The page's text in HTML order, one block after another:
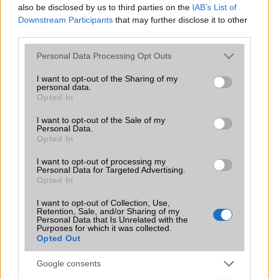
also be disclosed by us to third parties on the IAB’s List of
Downstream Participants that may further disclose it to other
Please note that this website/app uses one or more Google
not limited to your visit or usage behaviour. You may click to
grant or deny consent to Google and its third-party tags to
use your data for below specified purposes in below Google
consent section.
Personal Data Processing Opt Outs
I want to opt-out of the Sharing of my
personal data.
Opted In
I want to opt-out of the Sale of my
Personal Data.
Opted In
I want to opt-out of processing my
Personal Data for Targeted Advertising.
Opted In
I want to opt-out of Collection, Use,
Retention, Sale, and/or Sharing of my
Personal Data that Is Unrelated with the
Purposes for which it was collected.
Opted Out
Google consents
SIM típus nanoSIM
Flight mode Van
Terület India
Funkciók
Brand Nincs
Védelem
Limited Edition Nincs
SAR
N/A = Nincs adat. Legutóbbi frissítés: 2026-07-13 19:00:00